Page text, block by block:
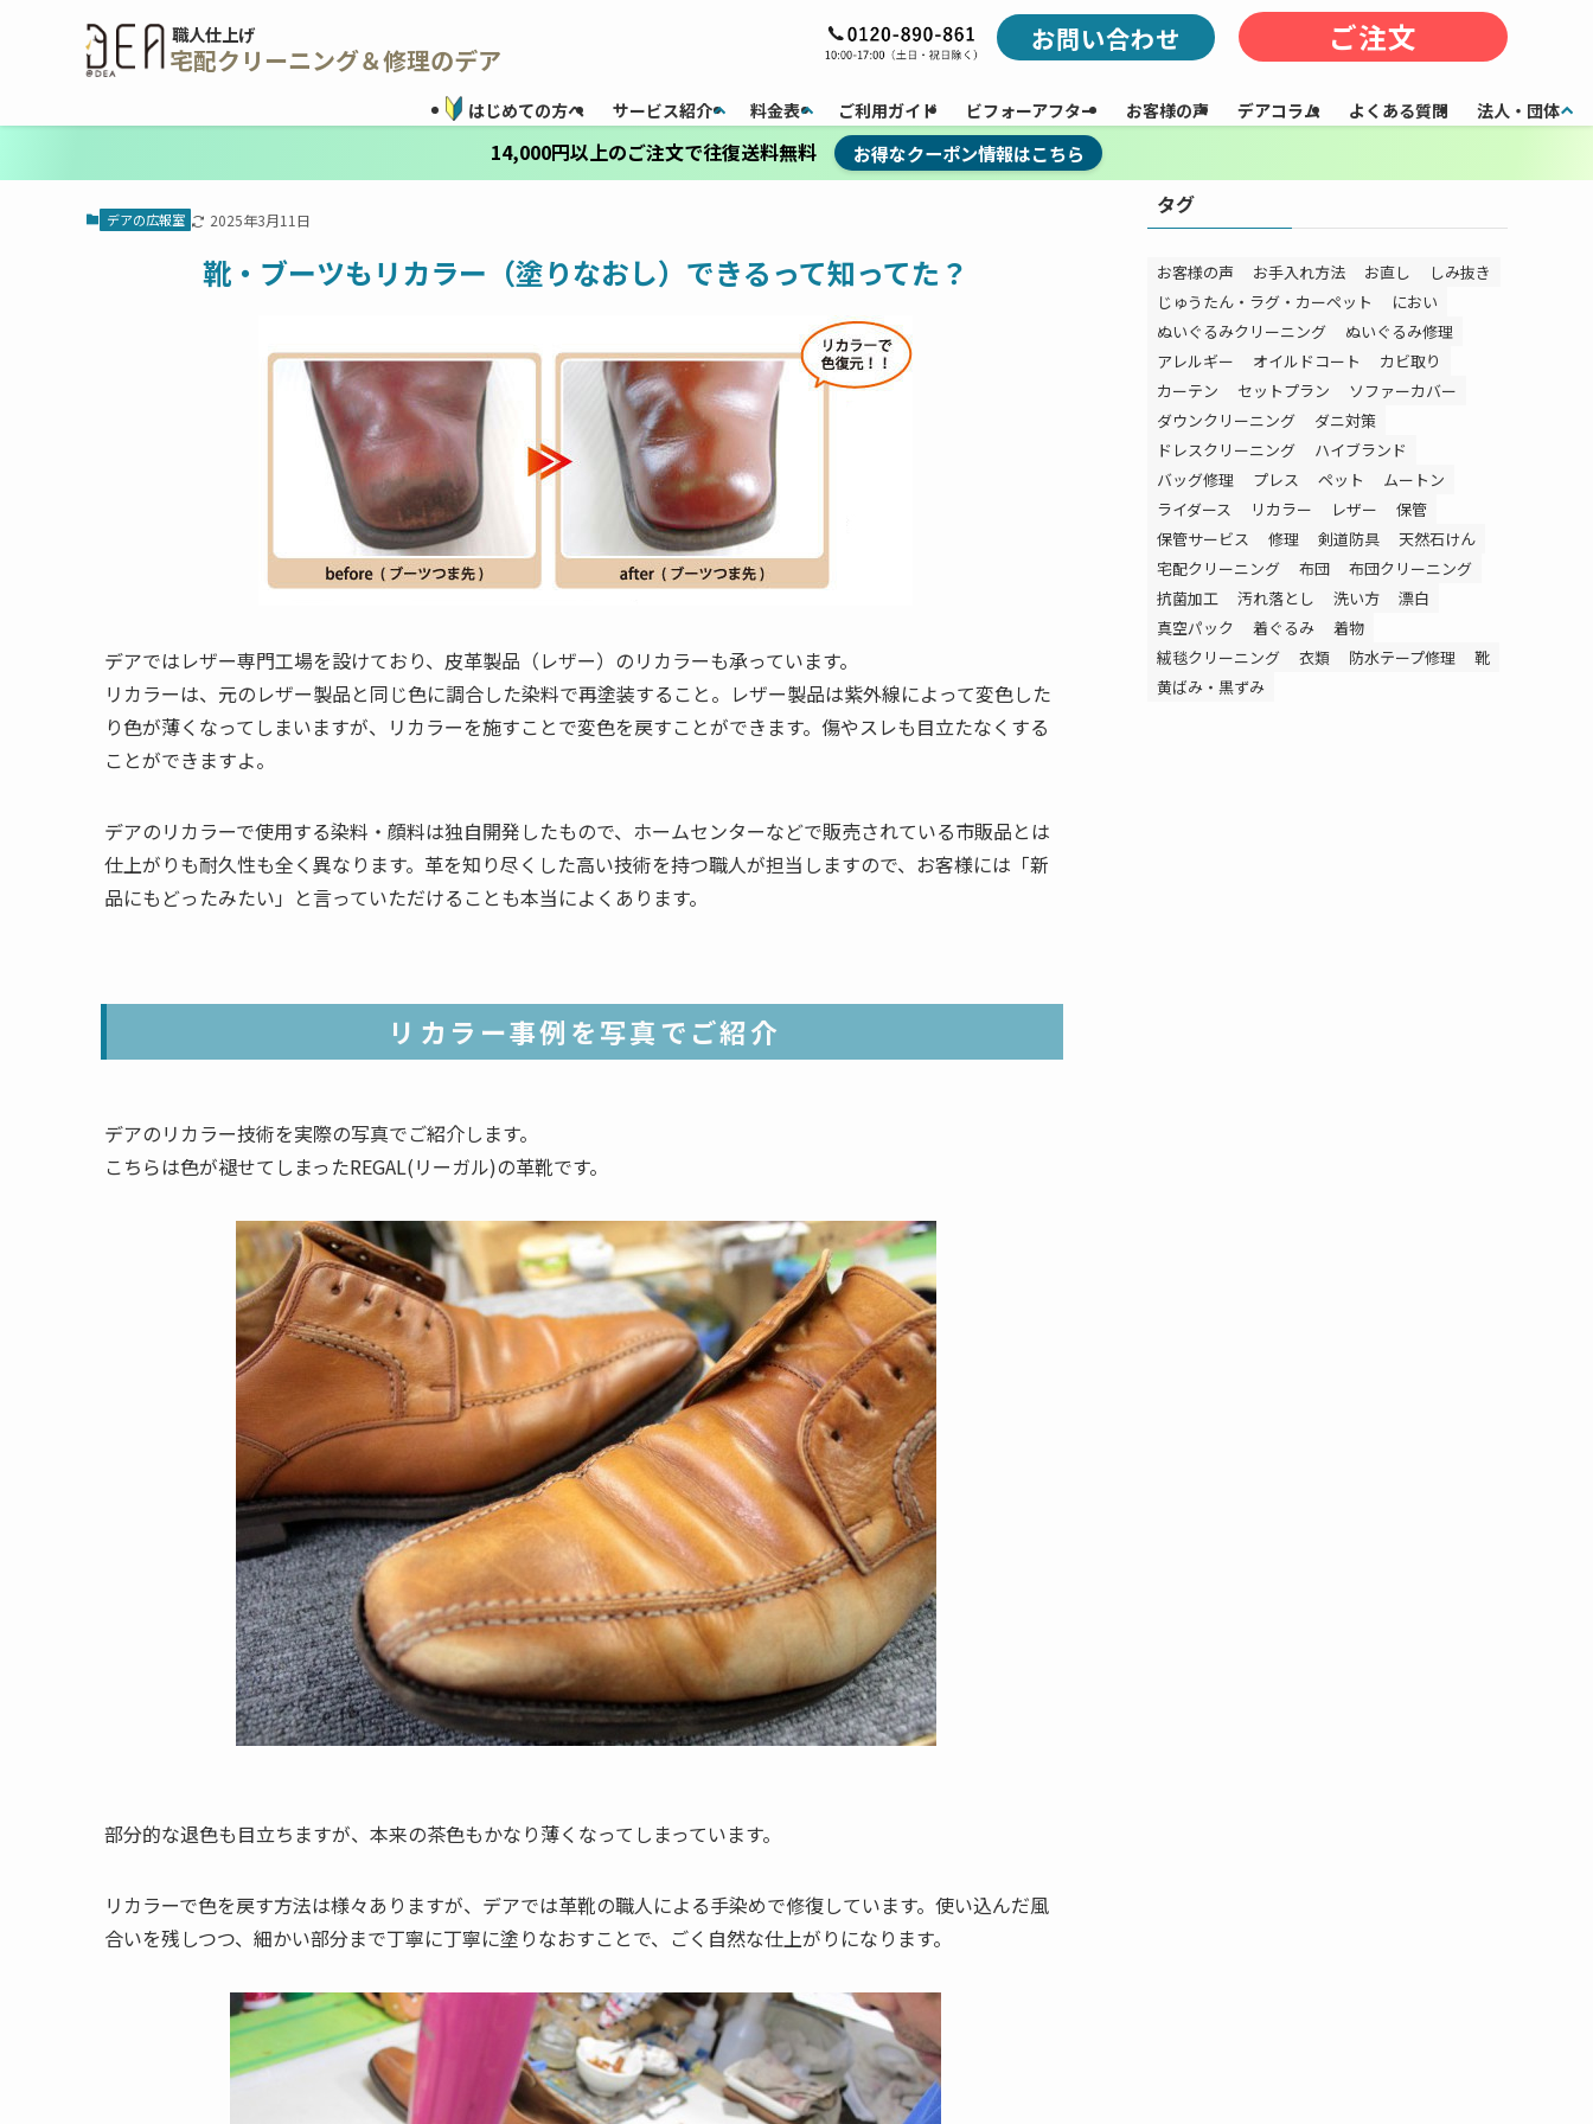
職人仕上げ
宅配クリーニング＆修理のデア
お問い合わせ ご注文
はじめての方へ サービス紹介 料金表 ご利用ガイド ビフォーアフター お客様の声 デアコラム よくある質問 法人・団体
14,000円以上のご注文で往復送料無料 お得なクーポン情報はこちら
デアの広報室 2025年3月11日
靴・ブーツもリカラー（塗りなおし）できるって知ってた？
デアではレザー専門工場を設けており、皮革製品（レザー）のリカラーも承っています。
リカラーは、元のレザー製品と同じ色に調合した染料で再塗装すること。レザー製品は紫外線によって変色した
り色が薄くなってしまいますが、リカラーを施すことで変色を戻すことができます。傷やスレも目立たなくする
ことができますよ。
デアのリカラーで使用する染料・顔料は独自開発したもので、ホームセンターなどで販売されている市販品とは
仕上がりも耐久性も全く異なります。革を知り尽くした高い技術を持つ職人が担当しますので、お客様には「新
品にもどったみたい」と言っていただけることも本当によくあります。
リカラー事例を写真でご紹介
デアのリカラー技術を実際の写真でご紹介します。
こちらは色が褪せてしまったREGAL(リーガル)の革靴です。
部分的な退色も目立ちますが、本来の茶色もかなり薄くなってしまっています。
リカラーで色を戻す方法は様々ありますが、デアでは革靴の職人による手染めで修復しています。使い込んだ風
合いを残しつつ、細かい部分まで丁寧に丁寧に塗りなおすことで、ごく自然な仕上がりになります。
タグ
お客様の声 お手入れ方法 お直し
しみ抜き
じゅうたん・ラグ・カーペット
におい
ぬいぐるみクリーニング
ぬいぐるみ修理
アレルギー
オイルドコート
カビ取り
カーテン
セットプラン
ソファーカバー
ダウンクリーニング
ダニ対策
ドレスクリーニング
ハイブランド
バッグ修理
プレス ペット
ムートン
ライダース
リカラー レザー
保管
保管サービス
修理 剣道防具
天然石けん
宅配クリーニング
布団
布団クリーニング
抗菌加工
汚れ落とし 洗い方
漂白
真空パック
着ぐるみ
着物
絨毯クリーニング
衣類 防水テープ修理
靴
黄ばみ・黒ずみ